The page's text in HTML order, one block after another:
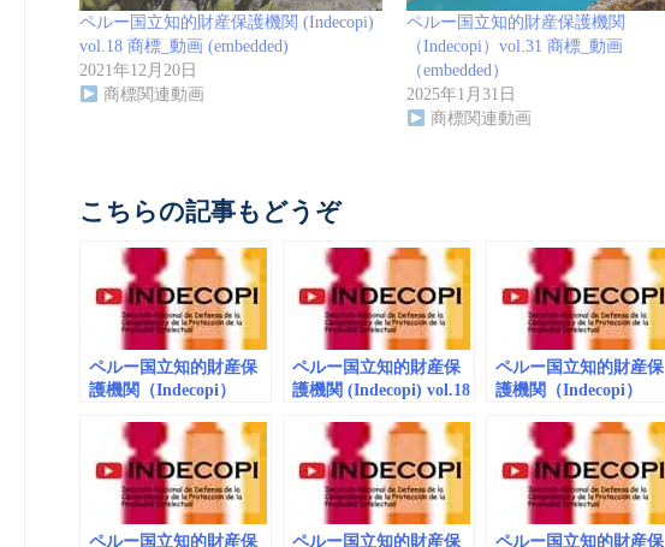
ペルー国立知的財産保護機関 (Indecopi)
vol.18 商標_動画 (embedded)
2021年12月20日
商標関連動画
ペルー国立知的財産保護機関
（Indecopi）vol.31 商標_動画
（embedded）
2025年1月31日
商標関連動画
こちらの記事もどうぞ
ペルー国立知的財産保
護機関（Indecopi）
（embedded/playlist）
El arbolito del Indecopi
ペルー国立知的財産保
護機関 (Indecopi) vol.18
ペルー国立知的財産保
護機関（Indecopi）
（embedded）
ペルー国立知的財産保 ペルー国立知的財産保 ペルー国立知的財産保